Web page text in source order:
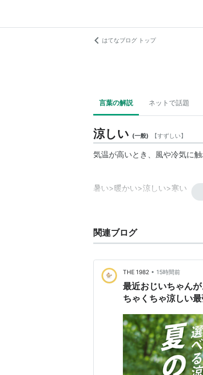
はてなブログ トップ
言葉の解説 ネットで話題
涼しい (一般) 【すずしい】
気温が高いとき、風や冷気に
暑い>暖かい>涼しい>寒い
関連ブログ
THE 1982 • 15時間前
最近おじいちゃん
ちゃくちゃ涼しい